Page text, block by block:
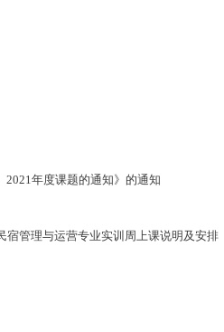
年度课题的通知》的通知
宿管理与运营专业实训周上课说明及安排